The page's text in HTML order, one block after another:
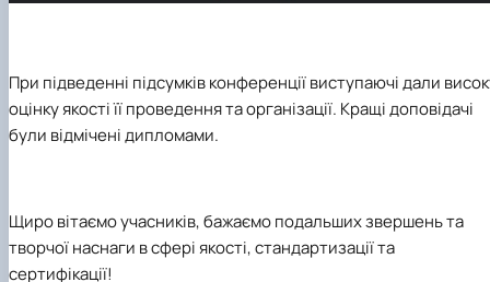
При підведенні підсумків конференції виступаючі дали
оцінку якості її проведення та організації. Кращі доповідачі
були відмічені дипломами.
Щиро вітаємо учасників, бажаємо подальших звершень та
творчої наснаги в сфері якості, стандартизації та
сертифікації!